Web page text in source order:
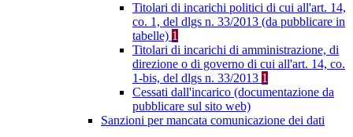
Titolari di incarichi politici di cui all'art. 14,
co. 1, del dlgs n. 33/2013 (da pubblicare in
tabelle) 1
Titolari di incarichi di amministrazione, di
direzione o di governo di cui all'art. 14, co.
1-bis, del dlgs n. 33/2013 1
Cessati dall'incarico (documentazione da
pubblicare sul sito web)
Sanzioni per mancata comunicazione dei dati